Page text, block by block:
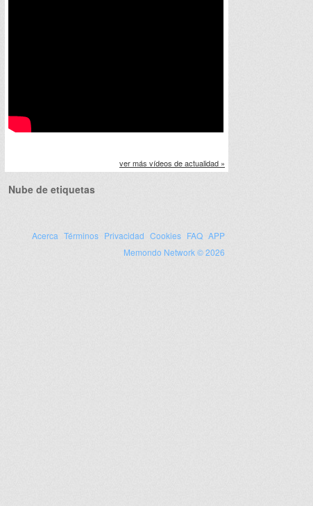
ver más vídeos de actualidad »
Nube de etiquetas
Acerca Términos Privacidad Cookies FAQ APP
Memondo Network © 2026